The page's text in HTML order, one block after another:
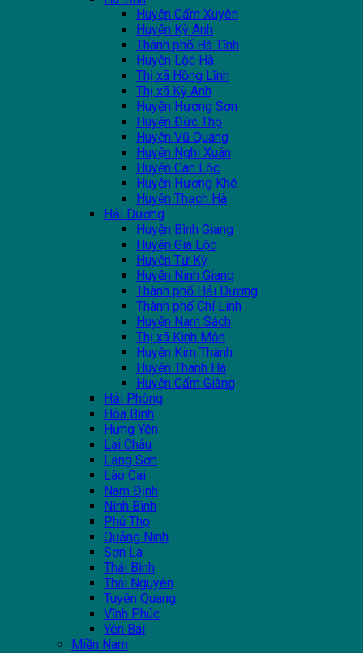
Huyện Cẩm Xuyên
Huyện Kỳ Anh
Thành phố Hà Tĩnh
Huyện Lộc Hà
Thị xã Hồng Lĩnh
Thị xã Kỳ Anh
Huyện Hương Sơn
Huyện Đức Thọ
Huyện Vũ Quang
Huyện Nghi Xuân
Huyện Can Lộc
Huyện Hương Khê
Huyện Thạch Hà
Hải Dương
Huyện Bình Giang
Huyện Gia Lộc
Huyện Tứ Kỳ
Huyện Ninh Giang
Thành phố Hải Dương
Thành phố Chí Linh
Huyện Nam Sách
Thị xã Kinh Môn
Huyện Kim Thành
Huyện Thanh Hà
Huyện Cẩm Giàng
Hải Phòng
Hòa Bình
Hưng Yên
Lai Châu
Lạng Sơn
Lào Cai
Nam Định
Ninh Bình
Phú Thọ
Quảng Ninh
Sơn La
Thái Bình
Thái Nguyên
Tuyên Quang
Vĩnh Phúc
Yên Bái
Miền Nam